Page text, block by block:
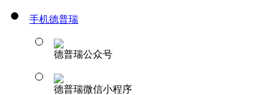
手机德普瑞
德普瑞公众号
德普瑞微信小程序